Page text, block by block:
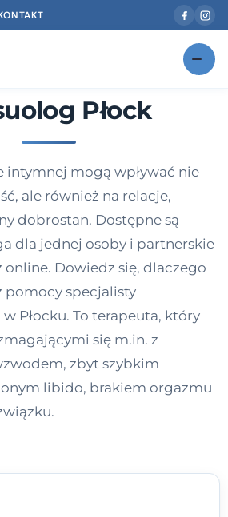
NOWOŚĆ Płock
intymnej mogą wpływać nie
ale również na relacje,
dobrostan. Dostępne są
dla jednej osoby i partnerskie
online. Dowiedz się, dlaczego
pomocy specjalisty
Płocku. To terapeuta, który
się m.in. z
zbyt szybkim
libido, brakiem orgazmu